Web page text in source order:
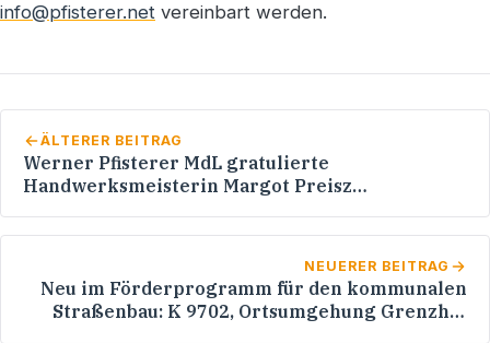
info@pfisterer.net vereinbart werden.
ÄLTERER BEITRAG
Werner Pfisterer MdL gratulierte
Handwerksmeisterin Margot Preisz
Geburtstag
NEUERER BEITRAG
Neu im Förderprogramm für den kommunalen
Straßenbau: K 9702, Ortsumgehung Grenzhof